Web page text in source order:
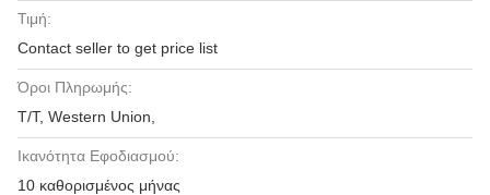
Τιμή:
Contact seller to get price list
Όροι Πληρωμής:
T/T, Western Union,
Ικανότητα Εφοδιασμού:
10 καθορισμένος μήνας